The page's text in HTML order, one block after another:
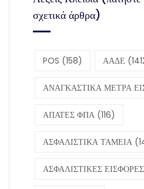
σχετικά άρθρα)
POS (158) ΑΑΔΕ
ΑΝΑΓΚΑΣΤΙΚΑ ΜΕΤΡΑ
ΑΠΑΤΕΣ ΦΠΑ (116)
ΑΣΦΑΛΙΣΤΙΚΑ ΤΑΜΕΙΑ
ΑΣΦΑΛΙΣΤΙΚΕΣ